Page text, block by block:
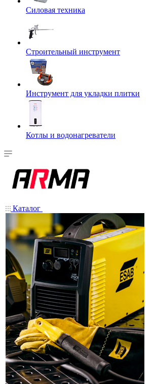
Силовая техника
Строительный инструмент
Инструмент для укладки плитки
Котлы и водонагреватели
Каталог